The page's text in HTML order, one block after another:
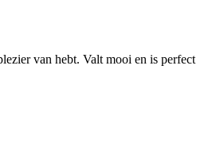
van hebt. Valt mooi en is perfect